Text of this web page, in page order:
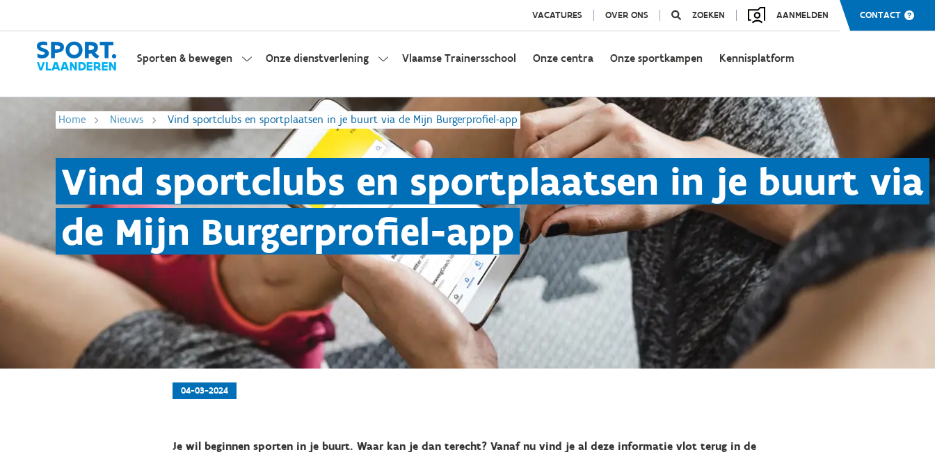
VACATURES OVER ONS ZOEKEN AANMELDEN CONTACT
Sporten & bewegen Onze dienstverlening Vlaamse Trainersschool Onze centra Onze sportkampen Kennisplatform
Home Nieuws Vind sportclubs en sportplaatsen in je buurt via de Mijn Burgerprofiel-app
Vind sportclubs en sportplaatsen in je buurt via
de Mijn Burgerprofiel-app
04-03-2024
Je wil beginnen sporten in je buurt. Waar kan je dan terecht? Vanaf nu vind je al deze informatie vlot terug in de